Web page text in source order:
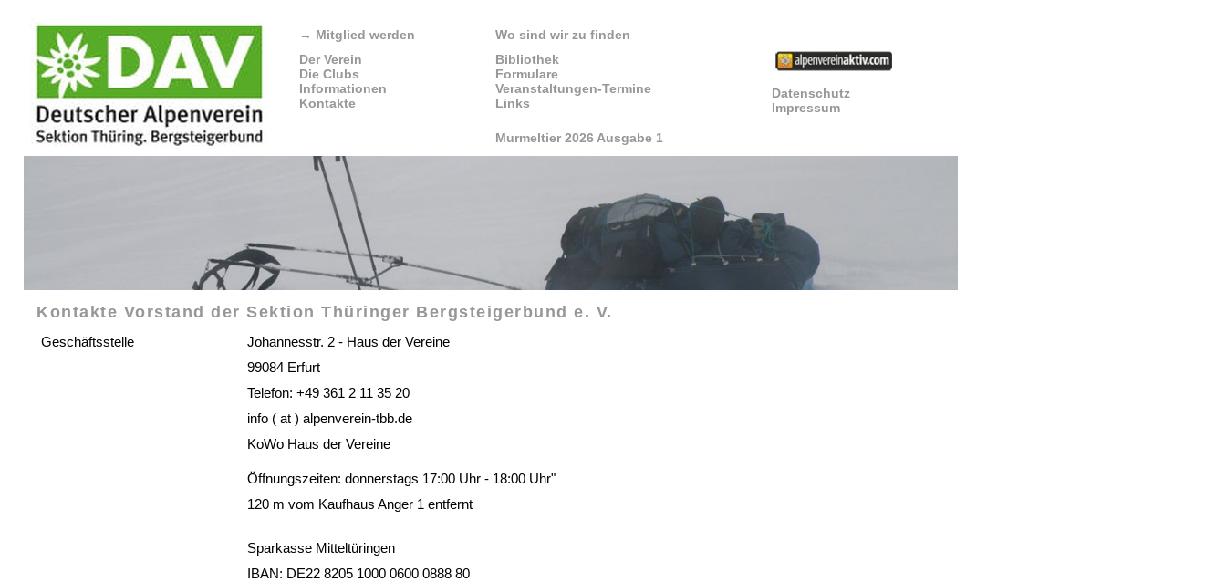
→ Mitglied werden
Der Verein
Die Clubs
Informationen
Kontakte
Wo sind wir zu finden
Bibliothek
Formulare
Veranstaltungen-Termine
Links
Murmeltier 2026 Ausgabe 1
Datenschutz
Impressum
Kontakte Vorstand der Sektion Thüringer Bergsteigerbund e. V.
Geschäftsstelle
Johannesstr. 2 - Haus der Vereine
99084 Erfurt
Telefon: +49 361 2 11 35 20
info ( at ) alpenverein-tbb.de
KoWo Haus der Vereine
Öffnungszeiten: donnerstags 17:00 Uhr - 18:00 Uhr"
120 m vom Kaufhaus Anger 1 entfernt
Sparkasse Mitteltüringen
IBAN: DE22 8205 1000 0600 0888 80